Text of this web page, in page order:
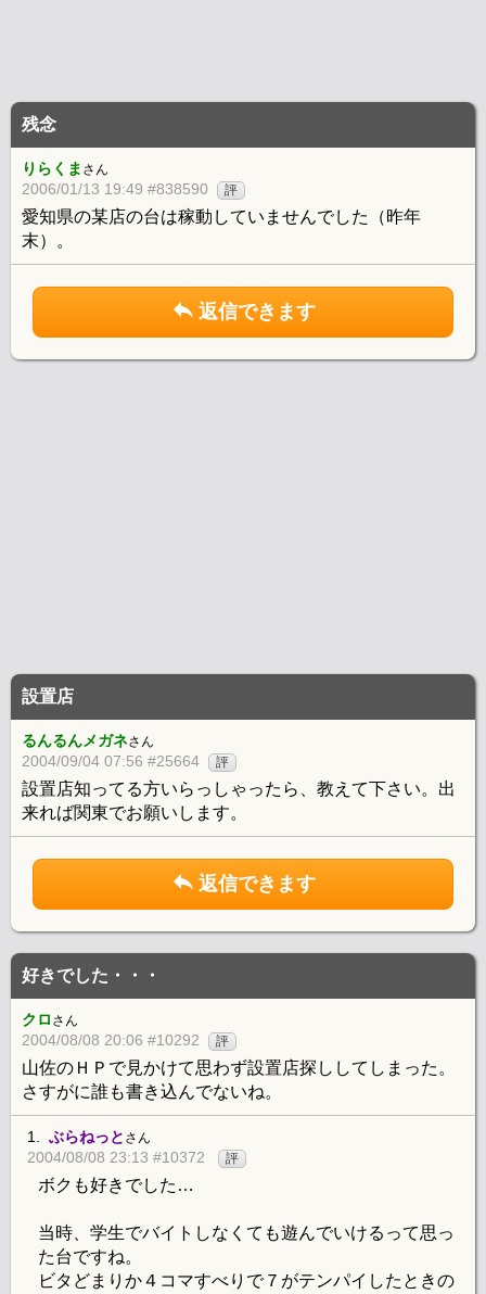
残念
りらくま さん
2006/01/13 19:49 #838590 評
愛知県の某店の台は稼動していませんでした（昨年
末）。
返信できます
設置店
るんるんメガネさん
2004/09/04 07:56 #25664 評
設置店知ってる方いらっしゃったら、教えて下さい。出
来れば関東でお願いします。
返信できます
好きでした・・・
クロ さん
2004/08/08 20:06 #10292 評
山佐のＨＰで見かけて思わず設置店探ししてしまった。
さすがに誰も書き込んでないね。
1. ぶらねっと さん
2004/08/08 23:13 #10372 評
ボクも好きでした…
当時、学生でバイトしなくても遊んでいけるって思っ
た台ですね。
ビタどまりか４コマすべりで７がテンパイしたときの